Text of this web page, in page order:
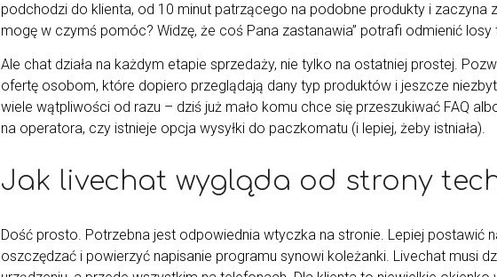
podchodzi do klienta, od 10 minut patrzącego na podobne produkty i zaczyna
mogę w czymś pomóc? Widzę, że coś Pana zastanawia” potrafi odmienić losy
Ale chat działa na każdym etapie sprzedaży, nie tylko na ostatniej prostej.
ofertę osobom, które dopiero przeglądają dany typ produktów i jeszcze
wiele wątpliwości od razu – dziś już mało komu chce się przeszukiwać FAQ
na operatora, czy istnieje opcja wysyłki do paczkomatu (i lepiej, żeby istniała).
Jak livechat wygląda od strony
Dość prosto. Potrzebna jest odpowiednia wtyczka na stronie. Lepiej postawić
oszczędzać i powierzyć napisanie programu synowi koleżanki. Livechat musi